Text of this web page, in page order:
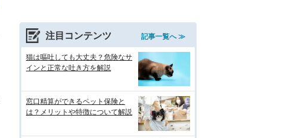
注目コンテンツ 記事一覧へ ≫
猫は嘔吐しても大丈夫？危険なサ
インと正常な吐き方を解説
窓口精算ができるペット保険と
は？メリットや特徴について解説